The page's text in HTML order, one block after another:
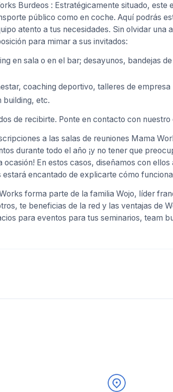
Burdeos : Estratégicamente situado, este
público como en coche. Aquí podrás
atento a tus necesidades. Sin olvidar una
para mimar a sus invitados:
en sala o en el bar; desayunos, bandejas
coaching deportivo, talleres de
building, etc.
de recibirte. Ponte en contacto con
a las salas de reuniones Mama
durante todo el año ¡y no tener que
ocasión! En estos casos, diseñamos con
estará encantado de explicarte cómo
forma parte de la familia Wojo, líder
te beneficias de la red y las ventajas de
para eventos para tus seminarios, team